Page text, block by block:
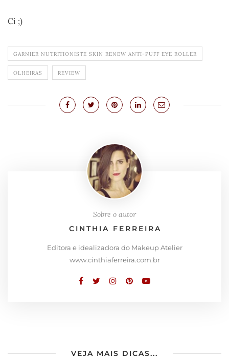
Ci ;)
GARNIER NUTRITIONISTE SKIN RENEW ANTI-PUFF EYE ROLLER
OLHEIRAS REVIEW
Sobre o autor
CINTHIA FERREIRA
Editora e idealizadora do Makeup Atelier
www.cinthiaferreira.com.br
VEJA MAIS DICAS...